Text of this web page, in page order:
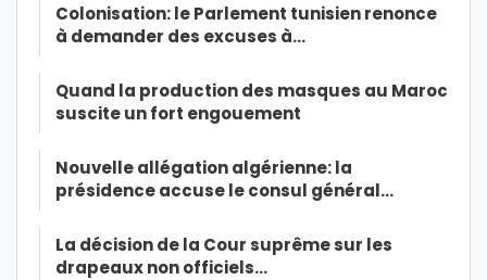
Colonisation: le Parlement tunisien renonce
à demander des excuses à…
Quand la production des masques au Maroc
suscite un fort engouement
Nouvelle allégation algérienne: la
présidence accuse le consul général…
La décision de la Cour suprême sur les
drapeaux non officiels…